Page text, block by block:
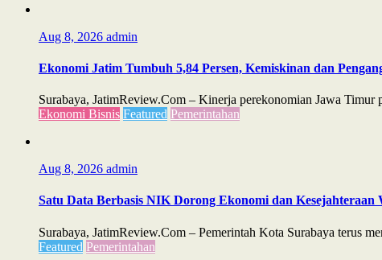
Aug 8, 2026 admin
Ekonomi Jatim Tumbuh 5,84 Persen, Kemiskinan dan
Surabaya, JatimReview.Com – Kinerja perekonomian Jawa
Ekonomi Bisnis Featured Pemerintahan
Aug 8, 2026 admin
Satu Data Berbasis NIK Dorong Ekonomi dan Kesejahteraan
Surabaya, JatimReview.Com – Pemerintah Kota Surabaya terus
Featured Pemerintahan